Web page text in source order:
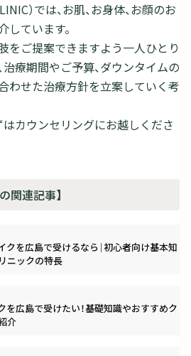
）では、お肌、お身体、お顔のお
ています。
をご提案できますよう一人ひとり
療期間やご予算、ダウンタイムの
わせた治療方針を立案していく考
はカウンセリングにお越しくださ
関連記事】
クを広島で受けるなら｜初心者向け基本知
ニックの特長
を広島で受けたい！基礎知識やおすすめク
介